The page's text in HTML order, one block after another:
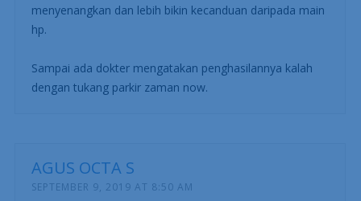
menyenangkan dan lebih bikin kecanduan daripada main
hp.
Sampai ada dokter mengatakan penghasilannya kalah
dengan tukang parkir zaman now.
AGUS OCTA S
SEPTEMBER 9, 2019 AT 8:50 AM